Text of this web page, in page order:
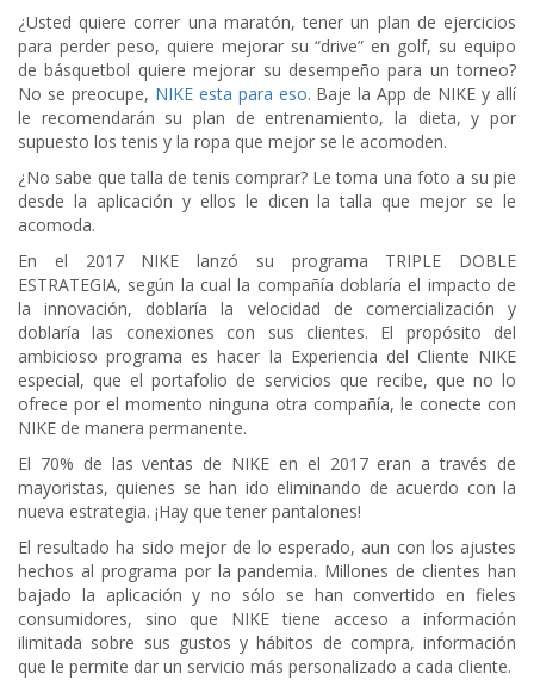
¿Usted quiere correr una maratón, tener un plan de ejercicios
para perder peso, quiere mejorar su “drive” en golf, su equipo
de básquetbol quiere mejorar su desempeño para un torneo?
No se preocupe, NIKE esta para eso. Baje la App de NIKE y allí
le recomendarán su plan de entrenamiento, la dieta, y por
supuesto los tenis y la ropa que mejor se le acomoden.
¿No sabe que talla de tenis comprar? Le toma una foto a su pie
desde la aplicación y ellos le dicen la talla que mejor se le
acomoda.
En el 2017 NIKE lanzó su programa TRIPLE DOBLE
ESTRATEGIA, según la cual la compañía doblaría el impacto de
la innovación, doblaría la velocidad de comercialización y
doblaría las conexiones con sus clientes. El propósito del
ambicioso programa es hacer la Experiencia del Cliente NIKE
especial, que el portafolio de servicios que recibe, que no lo
ofrece por el momento ninguna otra compañía, le conecte con
NIKE de manera permanente.
El 70% de las ventas de NIKE en el 2017 eran a través de
mayoristas, quienes se han ido eliminando de acuerdo con la
nueva estrategia. ¡Hay que tener pantalones!
El resultado ha sido mejor de lo esperado, aun con los ajustes
hechos al programa por la pandemia. Millones de clientes han
bajado la aplicación y no sólo se han convertido en fieles
consumidores, sino que NIKE tiene acceso a información
ilimitada sobre sus gustos y hábitos de compra, información
que le permite dar un servicio más personalizado a cada cliente.